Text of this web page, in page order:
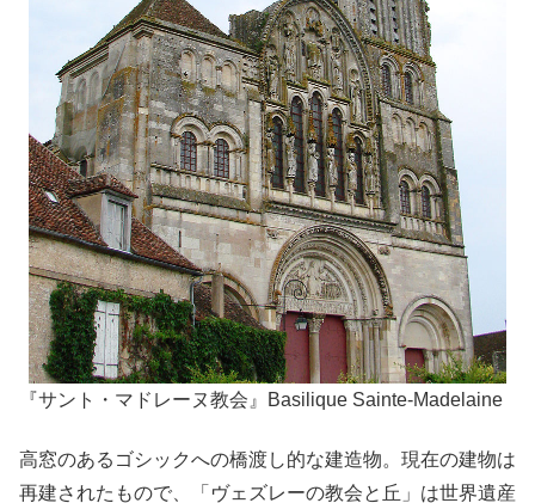
『サント・マドレーヌ教会』Basilique Sainte-Madelaine
高窓のあるゴシックへの橋渡し的な建造物。現在の建物は
再建されたもので、「ヴェズレーの教会と丘」は世界遺産